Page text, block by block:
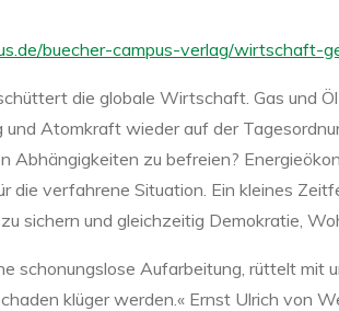
buecher-campus-verlag/
die globale Wirtschaft. Gas und
und Atomkraft wieder auf der
Abhängigkeiten zu befreien?
die verfahrene Situation. Ein kleines
sichern und gleichzeitig Demokratie,
schonungslose Aufarbeitung, rüttelt mit
klüger werden.« Ernst Ulrich von